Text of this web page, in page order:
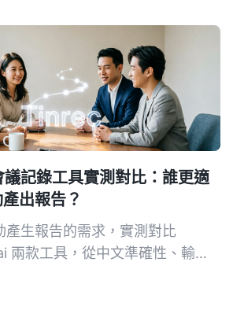
記錄工具實測對比：誰更適
出報告？
產生報告的需求，實測對比
兩款工具，從中文準確性、輸入